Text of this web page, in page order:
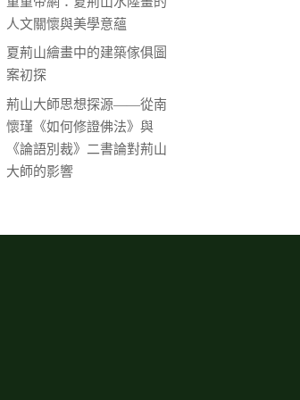
人文關懷與美學意蘊
夏荊山繪畫中的建築傢俱圖
案初探
荊山大師思想探源——從南
懷瑾《如何修證佛法》與
《論語別裁》二書論對荊山
大師的影響